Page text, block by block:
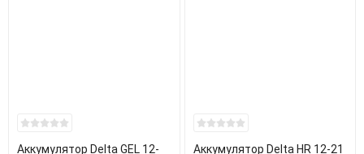
Аккумулятор Delta GEL 12-
Аккумулятор Delta HR 12-21